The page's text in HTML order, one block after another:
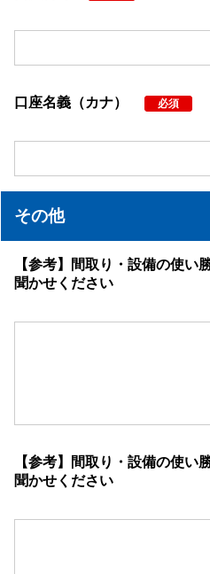
口座名義（カナ） 必須
その他
【参考】間取り・設備の使い
聞かせください
【参考】間取り・設備の使い
聞かせください